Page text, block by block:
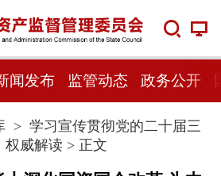
闻发布 监管动态 政务公开
> 学习宣传贯彻党的二十届三
权威解读 > 正文